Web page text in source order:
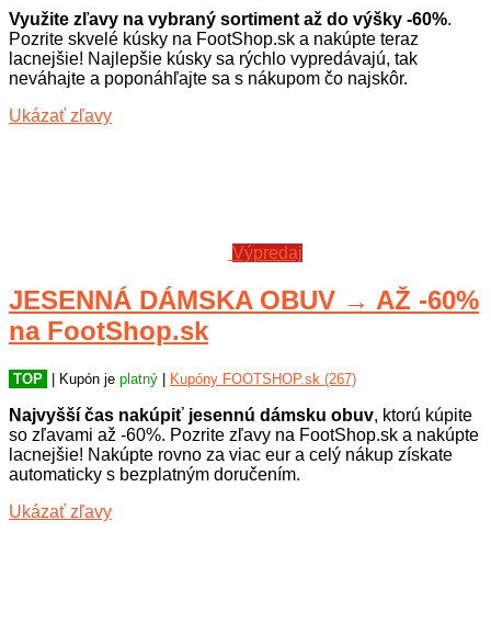
Využite zľavy na vybraný sortiment až do výšky -60%.
Pozrite skvelé kúsky na FootShop.sk a nakúpte teraz
lacnejšie! Najlepšie kúsky sa rýchlo vypredávajú, tak
neváhajte a poponáhľajte sa s nákupom čo najskôr.
Ukázať zľavy
Výpredaj
JESENNÁ DÁMSKA OBUV → AŽ -60%
na FootShop.sk
TOP | Kupón je platný Kupóny FOOTSHOP.sk (267)
Najvyšší čas nakúpiť jesennú dámsku obuv, ktorú kúpite
so zľavami až -60%. Pozrite zľavy na FootShop.sk a nakúpte
lacnejšie! Nakúpte rovno za viac eur a celý nákup získate
automaticky s bezplatným doručením.
Ukázať zľavy